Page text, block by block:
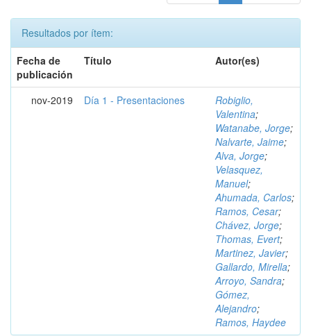
Resultados por ítem:
Fecha de
publicación
Título Autor(es)
nov-2019 Día 1 - Presentaciones
Robiglio,
Valentina;
Watanabe, Jorge;
Nalvarte, Jaime;
Alva, Jorge;
Velasquez,
Manuel;
Ahumada, Carlos;
Ramos, Cesar;
Chávez, Jorge;
Thomas, Evert;
Martinez, Javier;
Gallardo, Mirella;
Arroyo, Sandra;
Gómez,
Alejandro;
Ramos, Haydee